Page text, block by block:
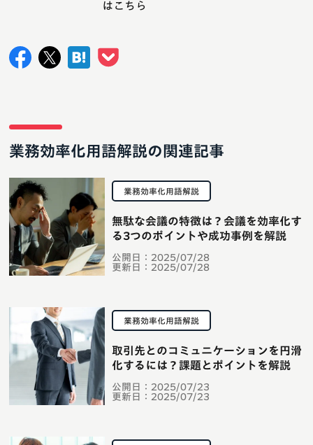
はこちら
業務効率化用語解説の関連記事
業務効率化用語解説
公開日： 2025/07/28
更新日： 2025/07/28
無駄な会議の特徴は？会議を効率化す
る3つのポイントや成功事例を解説
業務効率化用語解説
公開日： 2025/07/23
更新日： 2025/07/23
取引先とのコミュニケーションを円滑
化するには？課題とポイントを解説